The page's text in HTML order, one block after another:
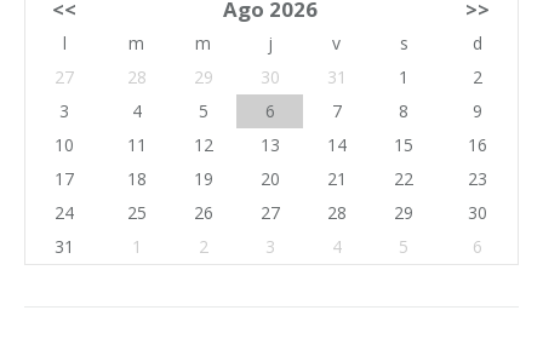
<< Ago 2026 >>
l m m j v s
d
27
28 29 30 31 1
2
3
4 5 6 7 8
9
10
11 12 13 14 15
16
17
18 19 20 21 22
23
24
25 26 27 28 29
30
31
1 2 3 4 5 6